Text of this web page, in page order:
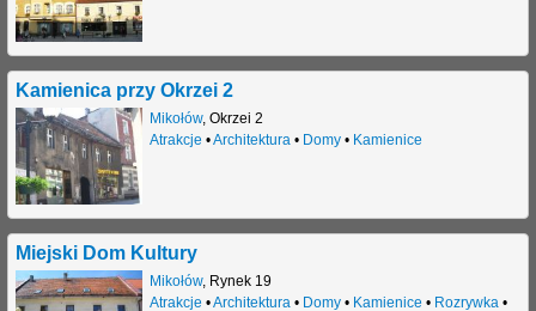
j
Kamienica przy Okrzei 2
Mikołów, Okrzei 2
Atrakcje •Architektura • Domy• Kamienice
Miejski Dom Kultury
Mikołów, Rynek 19
Atrakcje •Architektura • Domy• Kamienice • Rozrywka •